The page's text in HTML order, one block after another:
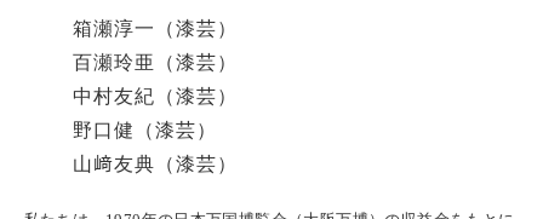
箱瀬淳一（漆芸）
百瀬玲亜（漆芸）
中村友紀（漆芸）
野口健（漆芸）
山﨑友典（漆芸）